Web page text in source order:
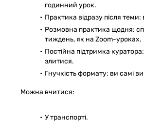
годинний урок.
Практика відразу після
Розмовна практика щодня:
тиждень, як на Zoom-уроках.
Постійна підтримка
злитися.
Гнучкість формату: ви самі
Можна вчитися:
У транспорті.